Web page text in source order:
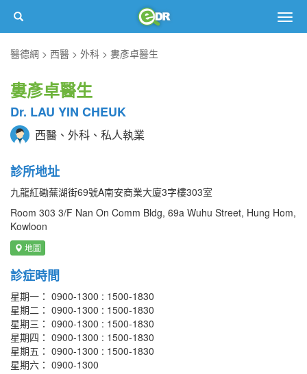
醫德網
西醫 外科 婁彥卓醫生
婁彥卓醫生
Dr. LAU YIN CHEUK
西醫、外科、私人執業
診所地址
九龍紅磡蕪湖街69號A南安商業大廈3字樓303室
Room 303 3/F Nan On Comm Bldg, 69a Wuhu Street, Hung Hom,
Kowloon
地圖
診症時間
星期一： 0900-1300 : 1500-1830
星期二： 0900-1300 : 1500-1830
星期三： 0900-1300 : 1500-1830
星期四： 0900-1300 : 1500-1830
星期五： 0900-1300 : 1500-1830
星期六： 0900-1300